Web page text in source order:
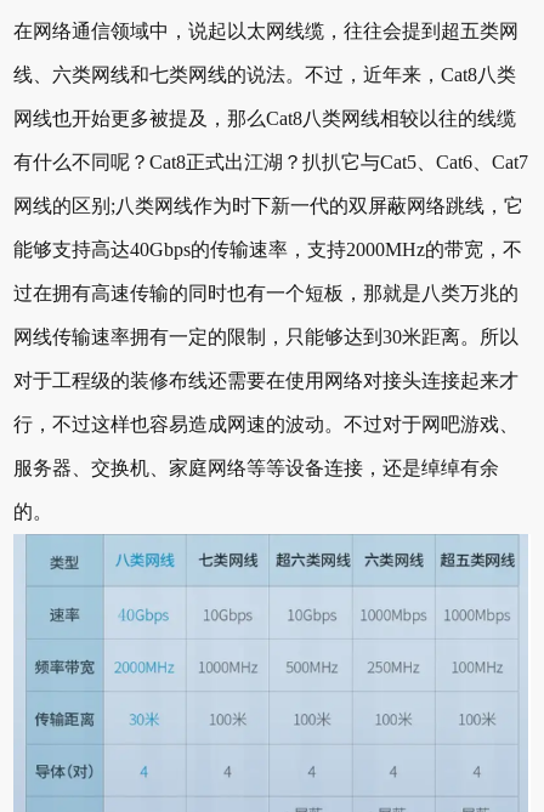
在网络通信领域中，说起以太网线缆，往往会提到超五类网
线、六类网线和七类网线的说法。不过，近年来，Cat8八类
网线也开始更多被提及，那么Cat8八类网线相较以往的线缆
有什么不同呢？Cat8正式出江湖？扒扒它与Cat5、Cat6、Cat7
网线的区别;八类网线作为时下新一代的双屏蔽网络跳线，它
能够支持高达40Gbps的传输速率，支持2000MHz的带宽，不
过在拥有高速传输的同时也有一个短板，那就是八类万兆的
网线传输速率拥有一定的限制，只能够达到30米距离。所以
对于工程级的装修布线还需要在使用网络对接头连接起来才
行，不过这样也容易造成网速的波动。不过对于网吧游戏、
服务器、交换机、家庭网络等等设备连接，还是绰绰有余
的。